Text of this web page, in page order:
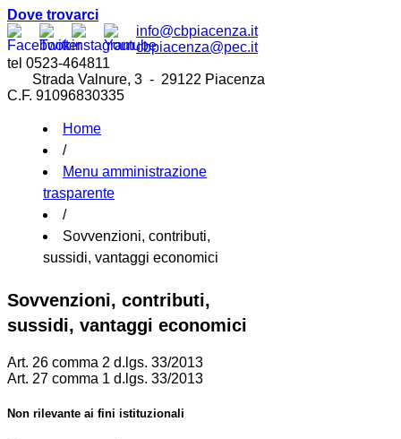
Dove trovarci
info@cbpiacenza.it
cbpiacenza@pec.it
tel 0523-464811
Strada Valnure, 3 - 29122 Piacenza
C.F. 91096830335
Home
/
Menu amministrazione
trasparente
/
Sovvenzioni, contributi,
sussidi, vantaggi economici
Sovvenzioni, contributi,
sussidi, vantaggi economici
Art. 26 comma 2 d.lgs. 33/2013
Art. 27 comma 1 d.lgs. 33/2013
Non rilevante ai fini istituzionali